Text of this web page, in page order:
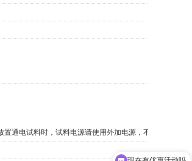
通电试料时，试料电源请使用外加电源，不得直接使用